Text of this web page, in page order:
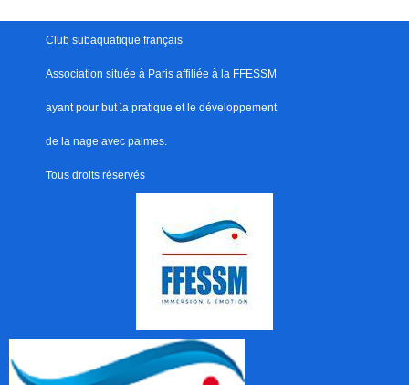
Club subaquatique français
Association située à Paris affiliée à la FFESSM
ayant pour but la pratique et le développement
de la nage avec palmes.
Tous droits réservés